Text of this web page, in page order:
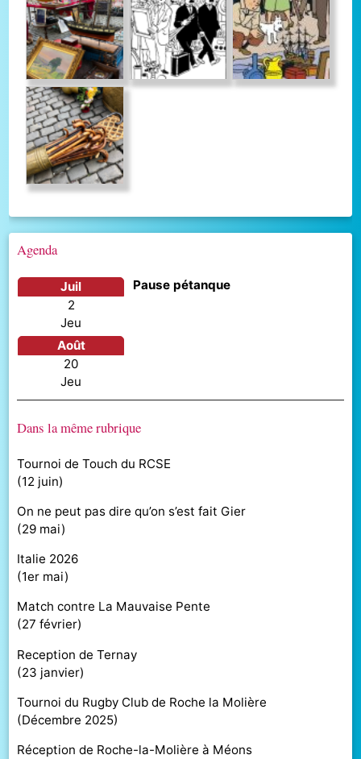
Agenda
juil
2
jeu
août
20
jeu
Pause pétanque
Dans la même rubrique
Tournoi de Touch du RCSE
(12 juin)
On ne peut pas dire qu’on s’est fait Gier
(29 mai)
Italie 2026
(1er mai)
Match contre La Mauvaise Pente
(27 février)
Reception de Ternay
(23 janvier)
Tournoi du Rugby Club de Roche la Molière
(Décembre 2025)
Réception de Roche-la-Molière à Méons